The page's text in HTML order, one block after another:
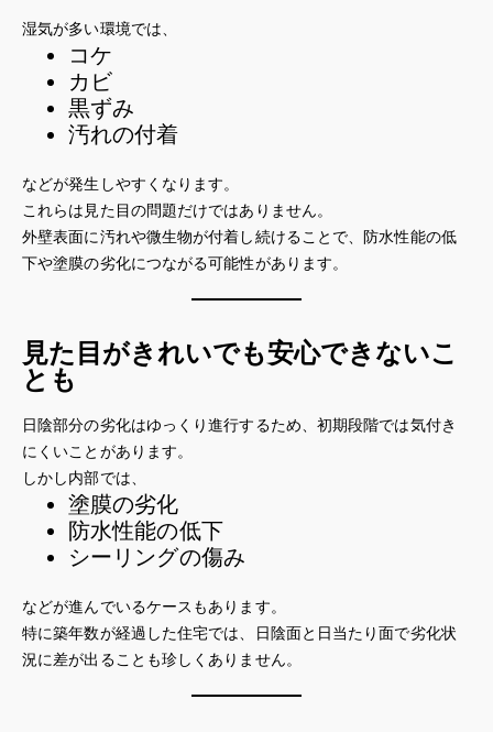
湿気が多い環境では、
コケ
カビ
黒ずみ
汚れの付着
などが発生しやすくなります。
これらは見た目の問題だけではありません。
外壁表面に汚れや微生物が付着し続けることで、防水性能の低
下や塗膜の劣化につながる可能性があります。
見た目がきれいでも安心できないこ
とも
日陰部分の劣化はゆっくり進行するため、初期段階では気付き
にくいことがあります。
しかし内部では、
塗膜の劣化
防水性能の低下
シーリングの傷み
などが進んでいるケースもあります。
特に築年数が経過した住宅では、日陰面と日当たり面で劣化状
況に差が出ることも珍しくありません。